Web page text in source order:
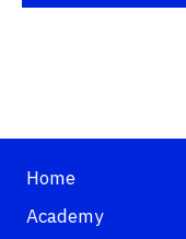
Home
Academy